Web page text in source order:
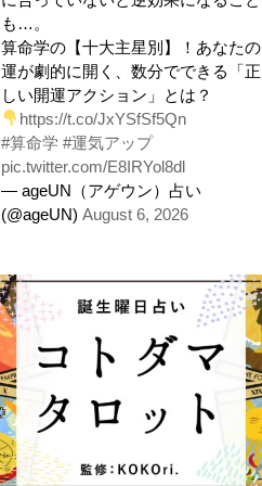
も…。
算命学の【十大主星別】！あなたの
運が劇的に開く、数分でできる「正
しい開運アクション」とは？
https://t.co/JxYSfSf5Qn
#算命学 #運気アップ
pic.twitter.com/E8IRYol8dl
— ageUN（アゲウン）占い
(@ageUN) August 6, 2026